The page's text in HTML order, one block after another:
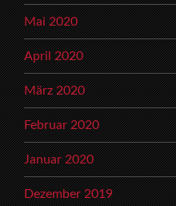
Mai 2020
April 2020
März 2020
Februar 2020
Januar 2020
Dezember 2019